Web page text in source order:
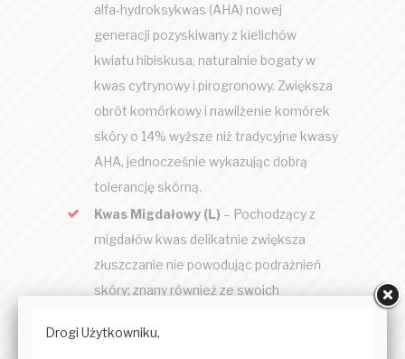
alfa-hydroksykwas (AHA) nowej
generacji pozyskiwany z kielichów
kwiatu hibiskusa, naturalnie bogaty w
kwas cytrynowy i pirogronowy. Zwiększa
obrót komórkowy i nawilżenie komórek
skóry o 14% wyższe niż tradycyjne kwasy
AHA, jednocześnie wykazując dobrą
tolerancję skórną.
Kwas Migdałowy (L) – Pochodzący z
migdałów kwas delikatnie zwiększa
złuszczanie nie powodując podrażnień
skóry; znany również ze swoich
rozjaśniających.